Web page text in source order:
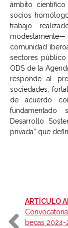
ámbito
socios
trabajo
comunidad
sectores
ODS de la
responde al
sociedades,
de acuerdo
Desarrollo
privada” que
ARTÍCULO
becas 2024-